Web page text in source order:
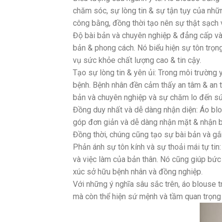
chăm sóc, sự lòng tin & sự tận tụy của
công bằng, đồng thời tạo nên sự thật sạch
Độ bài bản và chuyên nghiệp & đẳng cấp
bản & phong cách. Nó biểu hiện sự tôn
vụ sức khỏe chất lượng cao & tin cậy.
Tạo sự lòng tin & yên ủi: Trong môi trường
bệnh. Bệnh nhân đền cảm thấy an tâm &
bản và chuyên nghiệp và sự chăm lo đến
Đồng duy nhất và dễ dàng nhận diện: Áo
góp đơn giản và dễ dàng nhận mặt & nhận
Đồng thời, chúng cũng tạo sự bài bản và
Phản ánh sự tôn kính và sự thoải mái tự
và việc làm của bản thân. Nó cũng giúp
xúc sở hữu bệnh nhân và đồng nghiệp.
Với những ý nghĩa sâu sắc trên, áo blouse
mà còn thể hiện sứ mệnh và tầm quan trọng